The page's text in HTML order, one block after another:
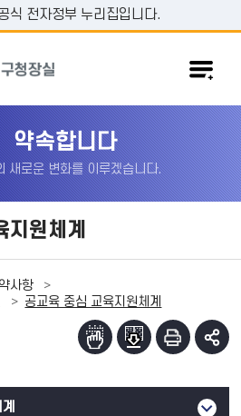
문 바로가기
식 전자정부 누리집입니다.
약속합니다
새로운 변화를 이루겠습니다.
원체계
사항
공교육 중심 교육지원체계